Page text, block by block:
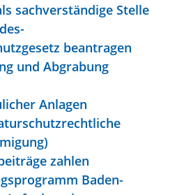
sachverständige Stelle
beantragen
und Abgrabung
Anlagen
zahlen
Baden-